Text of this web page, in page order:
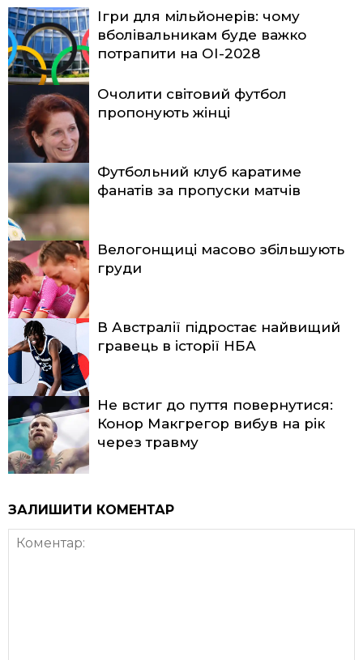
Ігри для мільйонерів: чому
вболівальникам буде важко
потрапити на ОІ-2028
Очолити світовий футбол
пропонують жінці
Футбольний клуб каратиме
фанатів за пропуски матчів
Велогонщиці масово збільшують
груди
В Австралії підростає найвищий
гравець в історії НБА
Не встиг до пуття повернутися:
Конор Макгрегор вибув на рік
через травму
ЗАЛИШИТИ КОМЕНТАР